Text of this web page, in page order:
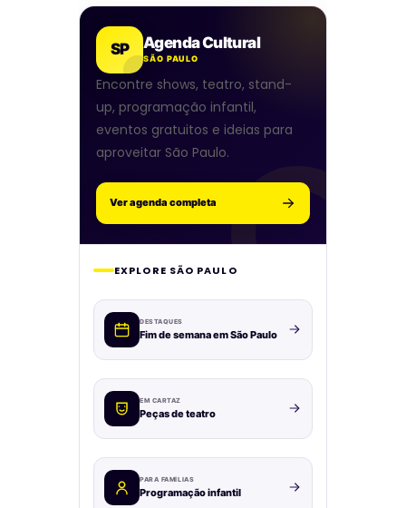
SP Agenda Cultural
SÃO PAULO
Encontre shows, teatro, stand-
up, programação infantil,
eventos gratuitos e ideias para
aproveitar São Paulo.
Ver agenda completa
EXPLORE SÃO PAULO
DESTAQUES
Fim de semana em São Paulo
EM CARTAZ
Peças de teatro
PARA FAMÍLIAS
Programação infantil